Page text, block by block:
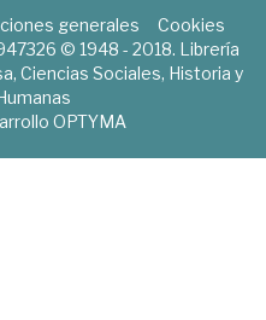
generales
Cookies
© 1948 - 2018. Librería
Ciencias Sociales, Historia y
OPTYMA